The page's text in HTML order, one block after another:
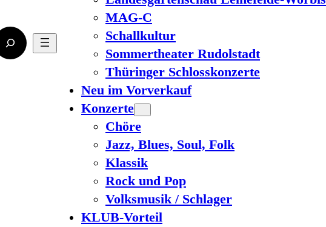
MAG-C
Schallkultur
Sommertheater Rudolstadt
Thüringer Schlosskonzerte
Neu im Vorverkauf
Konzerte
Chöre
Jazz, Blues, Soul, Folk
Klassik
Rock und Pop
Volksmusik / Schlager
KLUB-Vorteil